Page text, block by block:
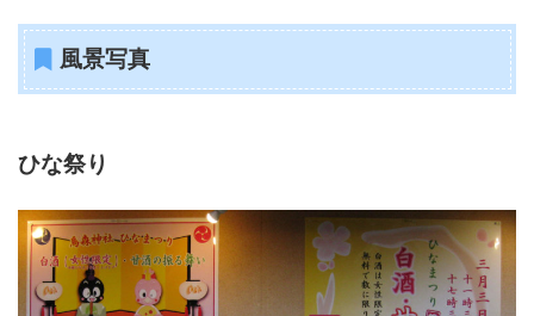
風景写真
ひな祭り